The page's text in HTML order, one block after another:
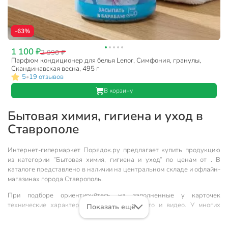
-63%
1 100 ₽2 990 ₽
Парфюм кондиционер для белья Lenor, Симфония, гранулы,
Скандинавская весна, 495 г
5•19 отзывов
В корзину
Бытовая химия, гигиена и уход в
Ставрополе
Интернет-гипермаркет Порядок.ру предлагает купить продукцию
из категории “Бытовая химия, гигиена и уход“ по ценам от . В
каталоге представлено в наличии на центральном складе и офлайн-
магазинах города Ставрополь.
При подборе ориентируйтесь на заполненные у карточек
технические характеристики, описания, фото и видео. У многих
товаров доступны также рейтинг и отзывы пользователей.
Показать ещё